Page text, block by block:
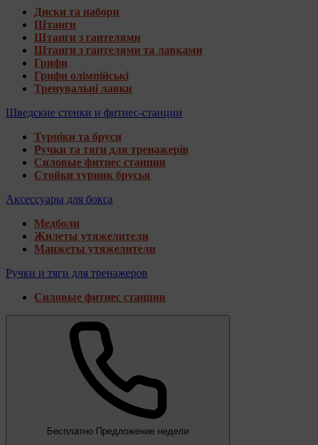
Диски та набори
Штанги
Штанги з гантелями
Штанги з гантелями та лавками
Грифи
Грифи олімпійські
Тренувальні лавки
Шведские стенки и фитнес-станции
Турніки та бруси
Ручки та тяги для тренажерів
Силовые фитнес станции
Стойки турник брусья
Аксессуары для бокса
Медболи
Жилеты утяжелители
Манжеты утяжелители
Ручки и тяги для тренажеров
Силовые фитнес станции
Бесплатно Предложение недели